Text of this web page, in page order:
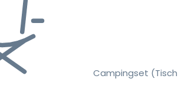
Campingset (Tisch